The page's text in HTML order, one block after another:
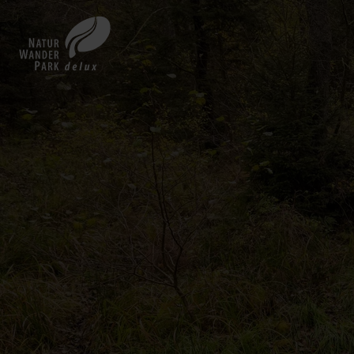
Startseite